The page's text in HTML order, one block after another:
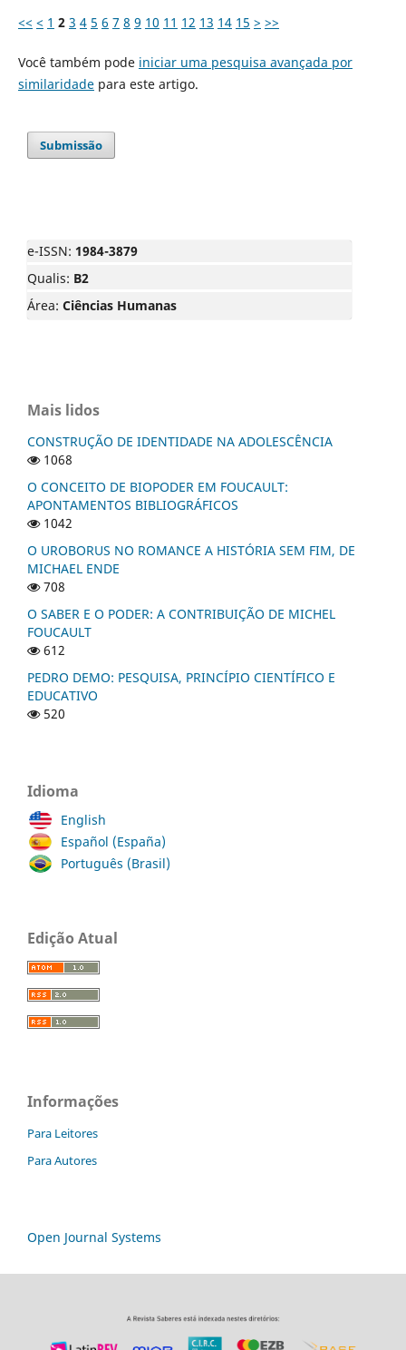
<< < 1 2 3 4 5 6 7 8 9 10 11 12 13 14 15 > >>
Você também pode iniciar uma pesquisa avançada por
similaridadepara este artigo.
Submissão
e-ISSN: 1984-3879
Qualis: B2
Área: Ciências Humanas
Mais lidos
CONSTRUÇÃO DE IDENTIDADE NA ADOLESCÊNCIA
1068
O CONCEITO DE BIOPODER EM FOUCAULT:
APONTAMENTOS BIBLIOGRÁFICOS
1042
O UROBORUS NO ROMANCE A HISTÓRIA SEM FIM, DE
MICHAEL ENDE
708
O SABER E O PODER: A CONTRIBUIÇÃO DE MICHEL
FOUCAULT
612
PEDRO DEMO: PESQUISA, PRINCÍPIO CIENTÍFICO E
EDUCATIVO
520
Idioma
English
Español (España)
Português (Brasil)
Edição Atual
Informações
Para Leitores
Para Autores
Open Journal Systems